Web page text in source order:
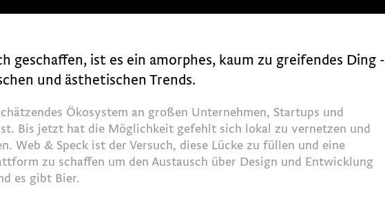
geschaffen, ist es ein amorphes, kaum zu greifendes Ding -
und ästhetischen Trends.
Ökosystem an großen Unternehmen, Startups und
Bis jetzt hat die Möglichkeit gefehlt sich lokal zu vernetzen und
Web & Speck ist der Versuch, diese Lücke zu füllen und eine
zu schaffen um den Austausch über Design und Entwicklung
es gibt Bier.